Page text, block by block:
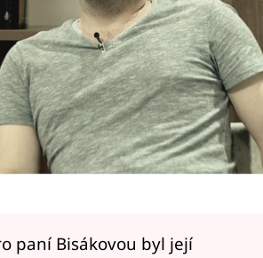
paní Bisákovou byl její